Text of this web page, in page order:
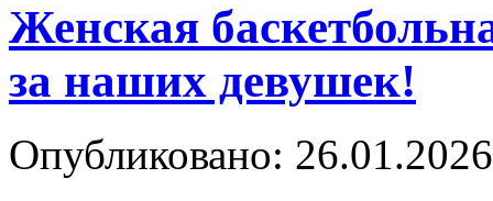
Женская
за наших девушек!
Опубликовано: